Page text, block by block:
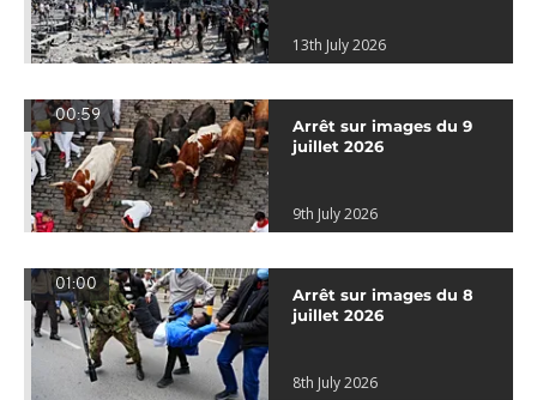
13th July 2026
00:59
Arrêt sur images du 9
juillet 2026
9th July 2026
01:00
Arrêt sur images du 8
juillet 2026
8th July 2026